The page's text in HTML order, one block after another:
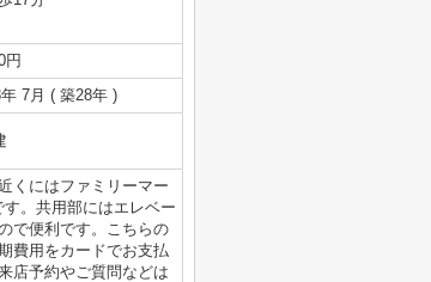
円
7月 ( 築28年 )
くにはファミリーマー
。共用部にはエレベー
で便利です。こちらの
費用をカードでお支払
店予約やご質問などは